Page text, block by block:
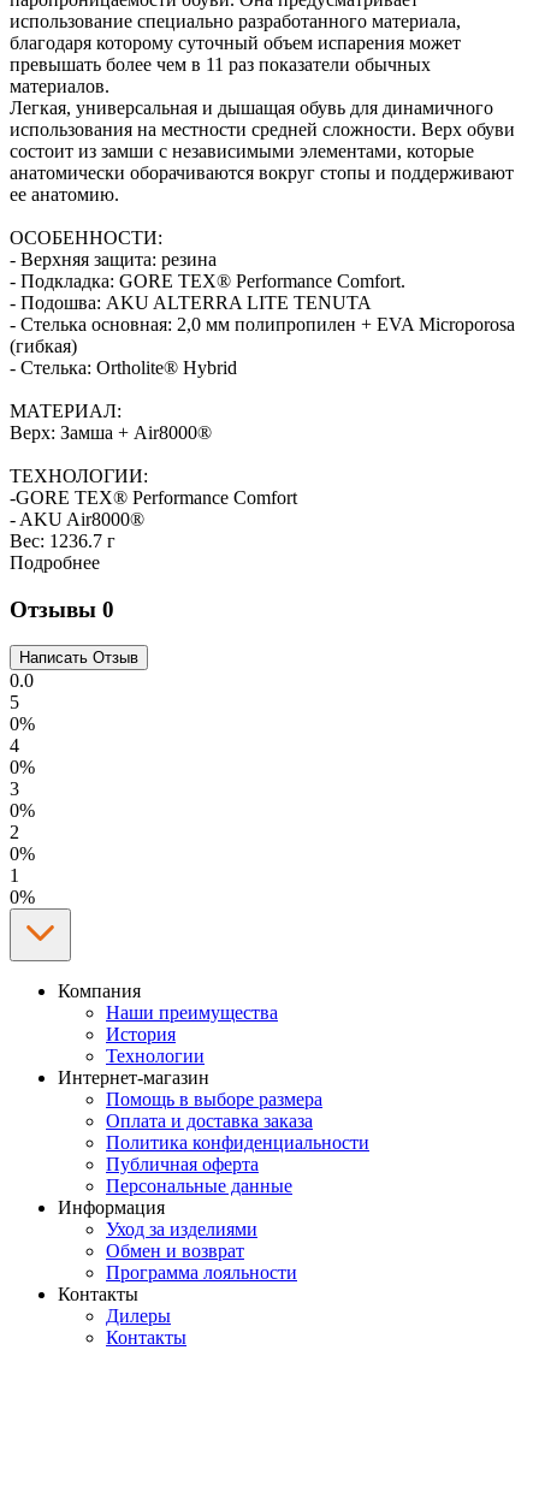
Легкая, универсальная и дышащая обувь для динамичного
использования на местности средней сложности. Верх обуви
состоит из замши с независимыми элементами, которые
анатомически оборачиваются вокруг стопы и поддерживают
ее анатомию.
ОСОБЕННОСТИ:
- Верхняя защита: резина
- Подкладка: GORE TEX® Performance Comfort.
- Подошва: AKU ALTERRA LITE TENUTA
- Стелька основная: 2,0 мм полипропилен + ЕVA Microporosa
(гибкая)
- Стелька: Ortholite® Hybrid
МАТЕРИАЛ:
Верх: Замша + Air8000®
ТЕХНОЛОГИИ:
-GORE TEX® Performance Comfort
- AKU Air8000®
Вес: 1236.7 г
Подробнее
Отзывы 0
0.0
5
0%
4
0%
3
0%
2
0%
1
0%
Компания
Наши преимущества
История
Технологии
Интернет-магазин
Помощь в выборе размера
Оплата и доставка заказа
Политика конфиденциальности
Публичная оферта
Персональные данные
Информация
Уход за изделиями
Обмен и возврат
Программа лояльности
Контакты
Дилеры
Контакты